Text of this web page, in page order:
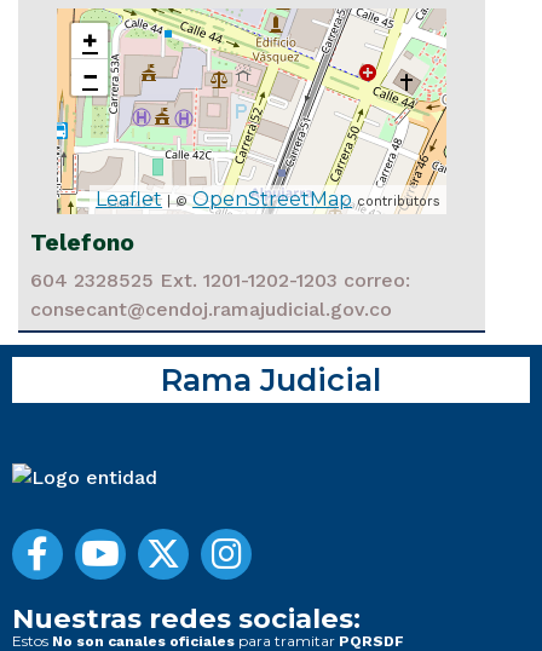
+
−
Leaflet | ©OpenStreetMapcontributors
Telefono
604 2328525 Ext. 1201-1202-1203 correo:
consecant@cendoj.ramajudicial.gov.co
Rama Judicial
Nuestras redes sociales:
Estos No son canales oficiales para tramitar PQRSDF